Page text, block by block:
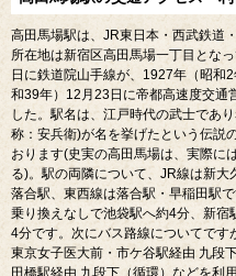
高田馬場駅の交通アクセス・
高田馬場駅は、JR東日本・西武鉄道
所在地は新宿区高田馬場一丁目とな
日に鉄道院山手線が、1927年（昭和2
和 39年）12月23日に帝都高速度交通
した。駅名は、江戸時代の武士であ
称：安兵衛)が名を挙げたという伝説
おります (史実の高田馬場は、実際に
る)。駅の両隣について、JR線は新大
落合駅、東西線は落合駅・早稲田駅
乗り換えなしで池袋駅へ約4分、新宿